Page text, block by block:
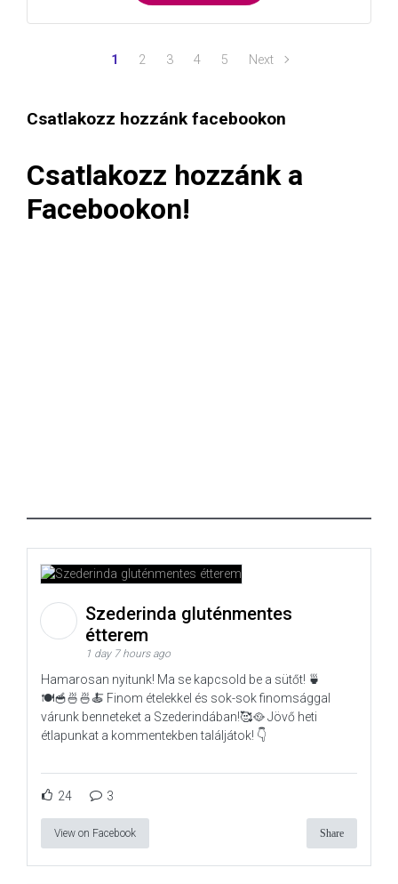
1 2 3 4 5 Next
Csatlakozz hozzánk facebookon
Csatlakozz hozzánk a
Facebookon!
Szederinda gluténmentes
étterem
1 day 7 hours ago
Hamarosan nyitunk! Ma se kapcsold be a sütőt! 🍵
🍽️🥣🍜🍜🍝 Finom ételekkel és sok-sok finomsággal
várunk benneteket a Szederindában!🥰🥘 Jövő heti
étlapunkat a kommentekben találjátok! 👇
24 3
View on Facebook Share